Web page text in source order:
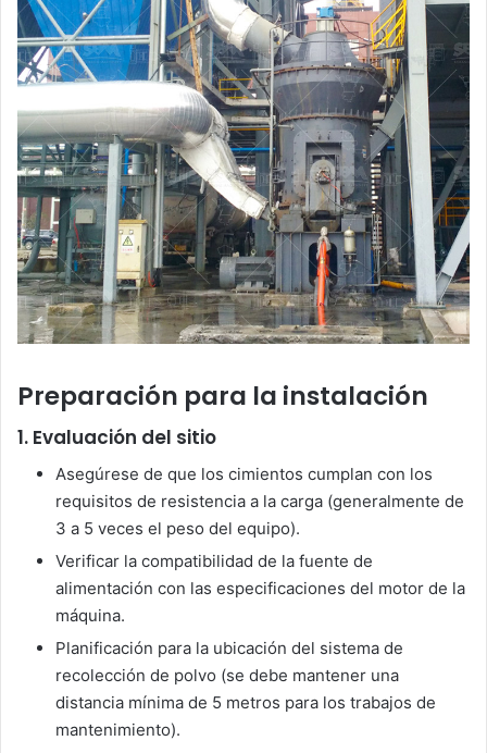
Preparación para la instalación
1. Evaluación del sitio
Asegúrese de que los cimientos cumplan con los
requisitos de resistencia a la carga (generalmente de
3 a 5 veces el peso del equipo).
Verificar la compatibilidad de la fuente de
alimentación con las especificaciones del motor de la
máquina.
Planificación para la ubicación del sistema de
recolección de polvo (se debe mantener una
distancia mínima de 5 metros para los trabajos de
mantenimiento).